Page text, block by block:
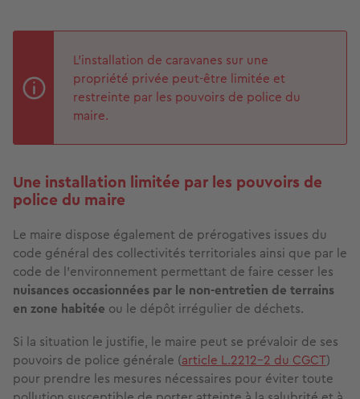
L’installation de caravanes sur une
propriété privée peut-être limitée et
restreinte par les pouvoirs de police du
maire.
Une installation limitée par les pouvoirs de
police du maire
Le maire dispose également de prérogatives issues du
code général des collectivités territoriales ainsi que par le
code de l’environnement permettant de faire cesser les
nuisances occasionnées par le non-entretien de terrains
en zone habitée ou le dépôt irrégulier de déchets.
Si la situation le justifie, le maire peut se prévaloir de ses
pouvoirs de police générale (article L.2212-2 du CGCT)
pour prendre les mesures nécessaires pour éviter toute